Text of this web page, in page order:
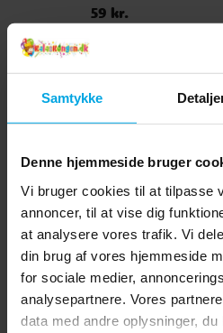
Samtykke
Denne hjemmeside bruger
Vi bruger cookies til at tilpasse
annoncer, til at vise dig
at analysere vores trafik. Vi
din brug af vores hjemmeside
for sociale medier,
analysepartnere. Vores
data med andre oplysninger,
Pris: 59 kr.
59 kr.
Andre